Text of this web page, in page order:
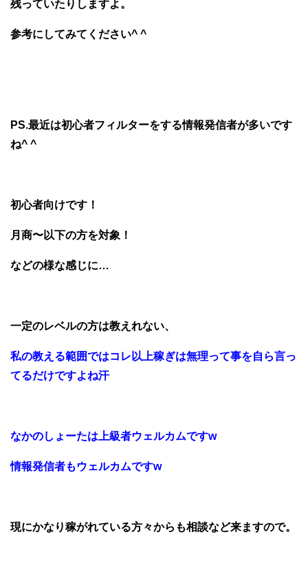
残っていたりしますよ。
参考にしてみてください^ ^
PS.最近は初心者フィルターをする情報発信者が多いです
ね^ ^
初心者向けです！
月商〜以下の方を対象！
などの様な感じに…
一定のレベルの方は教えれない、
私の教える範囲ではコレ以上稼ぎは無理って事を自ら言っ
てるだけですよね汗
なかのしょーたは上級者ウェルカムですw
情報発信者もウェルカムですw
現にかなり稼がれている方々からも相談など来ますので。